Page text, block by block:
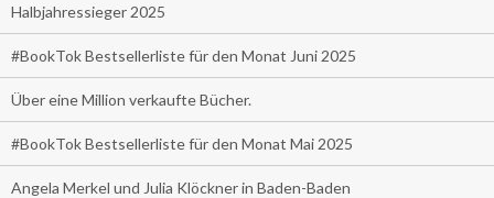
Halbjahressieger 2025
#BookTok Bestsellerliste für den Monat Juni 2025
Über eine Million verkaufte Bücher.
#BookTok Bestsellerliste für den Monat Mai 2025
Angela Merkel und Julia Klöckner in Baden-Baden